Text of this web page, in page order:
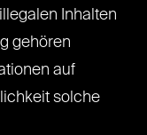
Inhalten
gehören
auf
solche